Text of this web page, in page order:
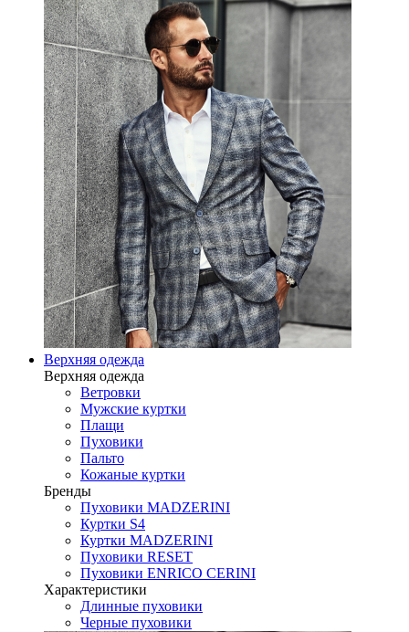
Верхняя одежда
Верхняя одежда
Ветровки
Мужские куртки
Плащи
Пуховики
Пальто
Кожаные куртки
Бренды
Пуховики MADZERINI
Куртки S4
Куртки MADZERINI
Пуховики RESET
Пуховики ENRICO CERINI
Характеристики
Длинные пуховики
Черные пуховики